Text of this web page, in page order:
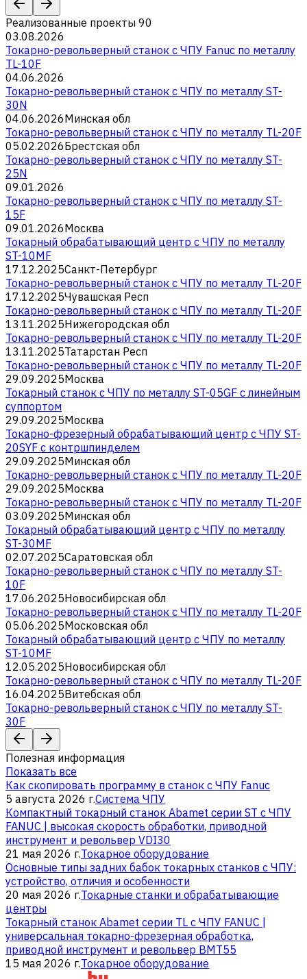
Реализованные проекты 90
03.08.2026
Токарно-револьверный станок с ЧПУ Fanuc по металлу
TL-10F
04.06.2026
Токарно-револьверный станок с ЧПУ по металлу ST-
30N
04.06.2026Минская обл
Токарно-револьверный станок с ЧПУ по металлу TL-20F
05.02.2026Брестская обл
Токарно-револьверный станок с ЧПУ по металлу ST-
25N
09.01.2026
Токарно-револьверный станок с ЧПУ по металлу ST-
15F
09.01.2026Москва
Токарный обрабатывающий центр с ЧПУ по металлу
ST-10MF
17.12.2025Санкт-Петербург
Токарно-револьверный станок с ЧПУ по металлу TL-20F
17.12.2025Чувашская Респ
Токарно-револьверный станок с ЧПУ по металлу TL-20F
13.11.2025Нижегородская обл
Токарно-револьверный станок с ЧПУ по металлу TL-20F
13.11.2025Татарстан Респ
Токарно-револьверный станок с ЧПУ по металлу TL-20F
29.09.2025Москва
Токарный станок с ЧПУ по металлу ST-05GF c линейным
суппортом
29.09.2025Москва
Токарно-фрезерный обрабатывающий центр с ЧПУ ST-
20SYF с контршпинделем
29.09.2025Минская обл
Токарно-револьверный станок с ЧПУ по металлу TL-20F
29.09.2025Москва
Токарно-револьверный станок с ЧПУ по металлу TL-20F
03.09.2025Минская обл
Токарный обрабатывающий центр с ЧПУ по металлу
ST-30MF
02.07.2025Саратовская обл
Токарно-револьверный станок с ЧПУ по металлу ST-
10F
17.06.2025Новосибирская обл
Токарно-револьверный станок с ЧПУ по металлу TL-20F
05.06.2025Московская обл
Токарный обрабатывающий центр с ЧПУ по металлу
ST-10MF
12.05.2025Новосибирская обл
Токарно-револьверный станок с ЧПУ по металлу TL-20F
16.04.2025Витебская обл
Токарно-револьверный станок с ЧПУ по металлу ST-
30F
Полезная информация
Показать все
Как скопировать программу в станок с ЧПУ Fanuc
5 августа 2026 г.Система ЧПУ
Компактный токарный станок Abamet серии ST с ЧПУ
FANUC | высокая скорость обработки, приводной
инструмент и револьвер VDI30
21 мая 2026 г.Токарное оборудование
Основные типы задних бабок токарных станков с ЧПУ:
устройство, отличия и особенности
20 мая 2026 г.Токарные станки и обрабатывающие
центры
Токарный станок Abamet серии TL с ЧПУ FANUC |
универсальная токарно-фрезерная обработка,
приводной инструмент и револьвер BMT55
15 мая 2026 г.Токарное оборудование